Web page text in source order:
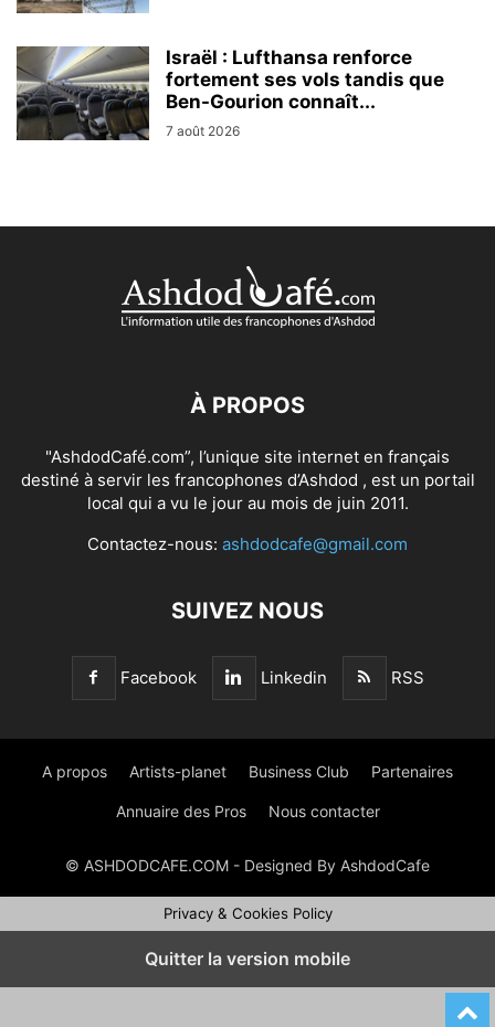
Israël : Lufthansa renforce
fortement ses vols tandis que
Ben-Gourion connaît...
7 août 2026
À PROPOS
"AshdodCafé.com”, l’unique site internet en français
destiné à servir les francophones d’Ashdod , est un portail
local qui a vu le jour au mois de juin 2011.
Contactez-nous: ashdodcafe@gmail.com
SUIVEZ NOUS
Facebook Linkedin RSS
A propos Artists-planet Business Club Partenaires
Annuaire des Pros Nous contacter
© ASHDODCAFE.COM - Designed By AshdodCafe
Privacy & Cookies Policy
Quitter la version mobile